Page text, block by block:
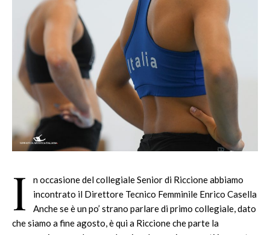
I
n occasione del collegiale Senior di Riccione abbiamo
incontrato il Direttore Tecnico Femminile Enrico Casella
Anche se è un po’ strano parlare di primo collegiale, dato
che siamo a fine agosto, è qui a Riccione che parte la